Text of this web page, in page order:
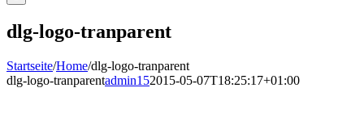
dlg-logo-tranparent
Startseite/Home/dlg-logo-tranparent
dlg-logo-tranparentadmin152015-05-07T18:25:17+01:00